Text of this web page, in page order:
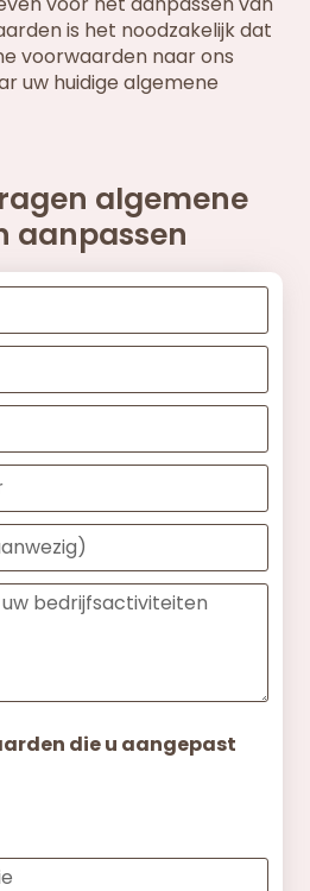
is het noodzakelijk dat
voorwaarden naar ons
uw huidige algemene
algemene
aanpassen
die u aangepast